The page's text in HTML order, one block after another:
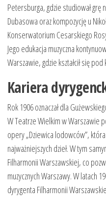
Petersburga, gdzie studiował grę
Dubasowa oraz kompozycję u
Konserwatorium Cesarskiego
Jego edukacja muzyczna
Warszawie, gdzie kształcił się
Kariera
Rok 1906 oznaczał dla
W Teatrze Wielkim w Warszawie
opery „Dziewica lodowców”,
najważniejszych dzieł. W tym
Filharmonii Warszawskiej, co
muzycznych Warszawy. W latach
dyrygenta Filharmonii